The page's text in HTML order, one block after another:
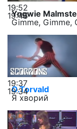
19:52
19:46
Yngwie
Gimme, Gimme,
19:37
19:34
O.Torvald
Я хворий